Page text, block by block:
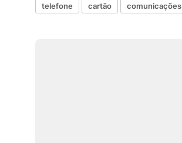
telefone cartão comunicações